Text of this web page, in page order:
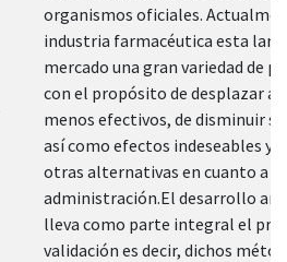
organismos oficiales.
industria farmacéutica esta
mercado una gran variedad de
con el propósito de desplazar a
menos efectivos, de disminuir
así como efectos indeseables y
otras alternativas en cuanto a
administración.El desarrollo
lleva como parte integral el
validación es decir, dichos